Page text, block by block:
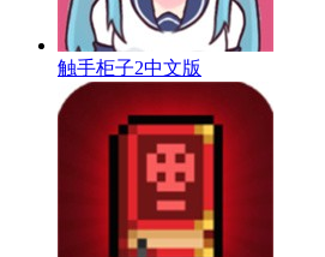
触手柜子2中文版